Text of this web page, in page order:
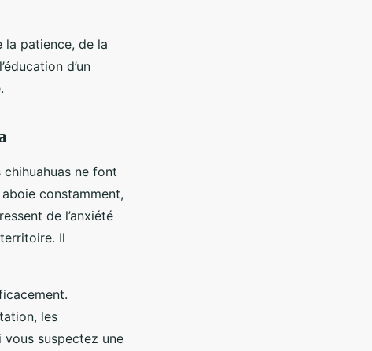
la patience, de la
d’un
ne font
constamment,
de l’anxiété
Il
les
vous suspectez une